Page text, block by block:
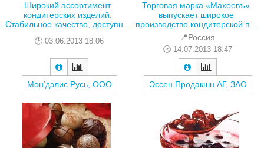
Широкий ассортимент
кондитерских изделий.
Стабильное качество, доступн...
03.06.2013 18:06
Мон’дэлис Русь, ООО
Торговая марка «Махеевъ»
выпускает широкое
производство кондитерской п...
📍Россия
14.07.2013 18:47
Эссен Продакшн АГ, ЗАО